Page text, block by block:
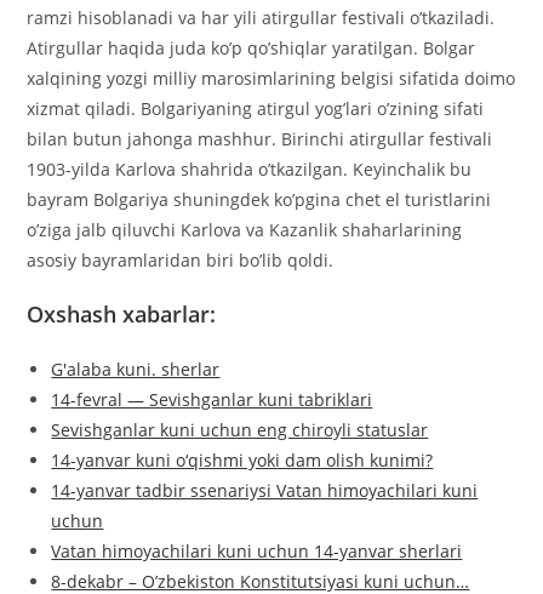
ramzi hisoblanadi va har yili atirgullar festivali o’tkaziladi.
Atirgullar haqida juda ko’p qo’shiqlar yaratilgan. Bolgar
xalqining yozgi milliy marosimlarining belgisi sifatida doimo
xizmat qiladi. Bolgariyaning atirgul yog’lari o’zining sifati
bilan butun jahonga mashhur. Birinchi atirgullar festivali
1903-yilda Karlova shahrida o’tkazilgan. Keyinchalik bu
bayram Bolgariya shuningdek ko’pgina chet el turistlarini
o’ziga jalb qiluvchi Karlova va Kazanlik shaharlarining
asosiy bayramlaridan biri bo’lib qoldi.
Oxshash xabarlar:
G'alaba kuni. sherlar
14-fevral — Sevishganlar kuni tabriklari
Sevishganlar kuni uchun eng chiroyli statuslar
14-yanvar kuni o‘qishmi yoki dam olish kunimi?
14-yanvar tadbir ssenariysi Vatan himoyachilari kuni
uchun
Vatan himoyachilari kuni uchun 14-yanvar sherlari
8-dekabr – O’zbekiston Konstitutsiyasi kuni uchun…